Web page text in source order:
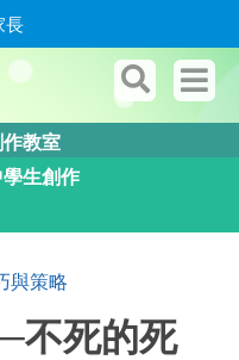
長
作教室
學生創作
與策略
不死的死